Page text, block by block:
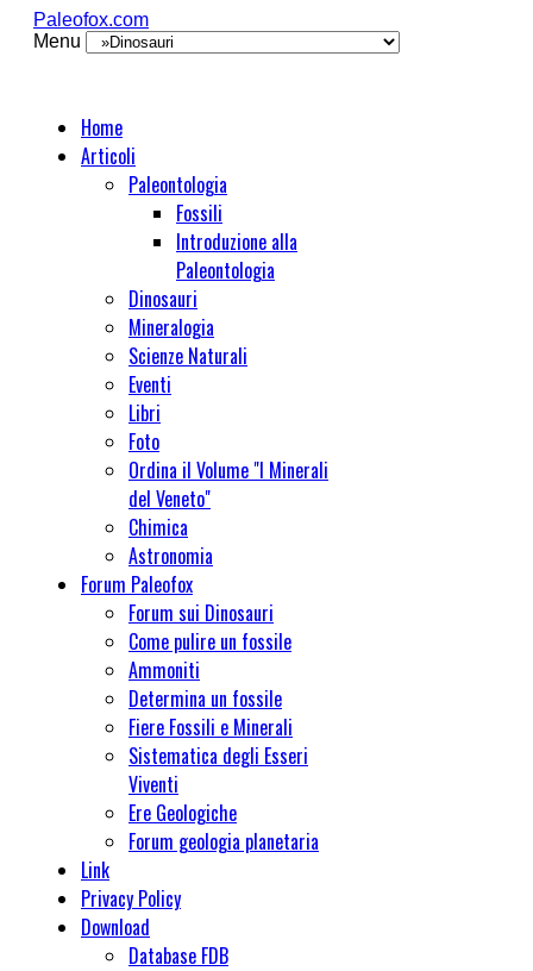
Paleofox.com
Menu
Home
Articoli
Paleontologia
Fossili
Introduzione alla
Paleontologia
Dinosauri
Mineralogia
Scienze Naturali
Eventi
Libri
Foto
Ordina il Volume "I Minerali
del Veneto"
Chimica
Astronomia
Forum Paleofox
Forum sui Dinosauri
Come pulire un fossile
Ammoniti
Determina un fossile
Fiere Fossili e Minerali
Sistematica degli Esseri
Viventi
Ere Geologiche
Forum geologia planetaria
Link
Privacy Policy
Download
Database FDB